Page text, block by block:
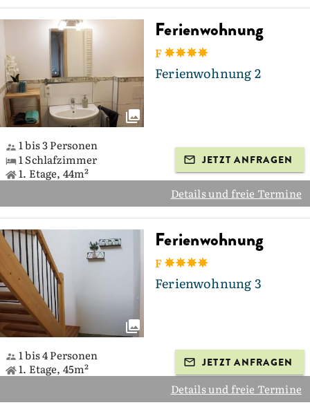
Ferienwohnung
F
Ferienwohnung 2
1 bis 3 Personen
1 Schlafzimmer
1. Etage, 44m²
JETZT ANFRAGEN
Details und freie Termine
Ferienwohnung
F
Ferienwohnung 3
1 bis 4 Personen
1. Etage, 45m²
JETZT ANFRAGEN
Details und freie Termine